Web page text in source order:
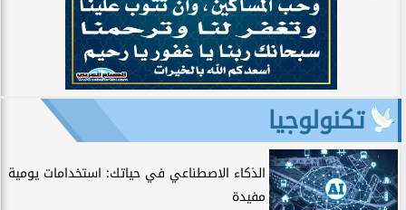
تكنولوجيا
الذكاء الاصطناعي في حياتك: استخدامات يومية
مفيدة